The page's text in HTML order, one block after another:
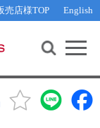
売店様TOP English
WEB会員登録